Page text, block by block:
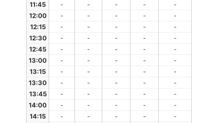
11:45
- - - -
-
12:00
- - - -
-
12:15
- - - -
-
12:30
- - - -
-
12:45
- - - -
-
13:00
- - - -
-
13:15
- - - -
-
13:30
- - - -
-
13:45
- - - -
-
14:00
- - - -
-
14:15
- - - -
-